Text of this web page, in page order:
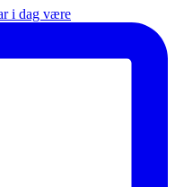
i dag være